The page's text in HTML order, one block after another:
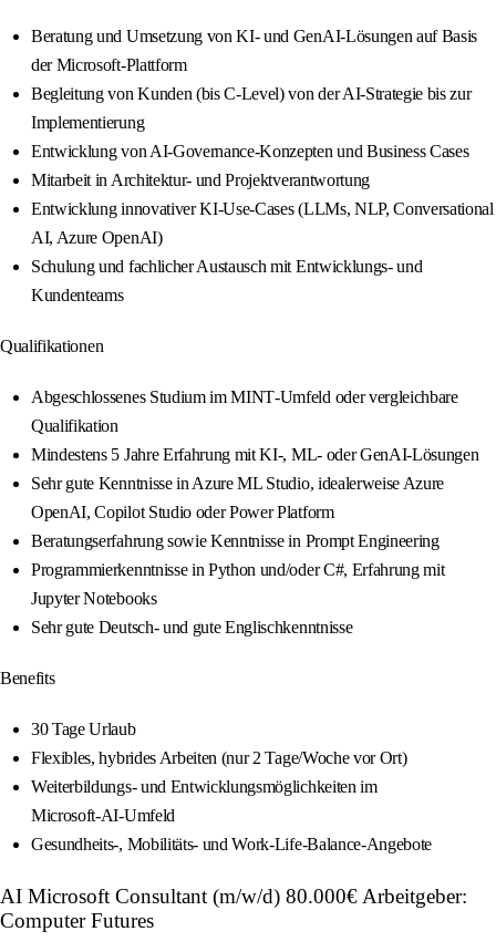
Beratung und Umsetzung von KI‑ und GenAI‑Lösungen auf Basis
der Microsoft‑Plattform
Begleitung von Kunden (bis C‑Level) von der AI‑Strategie bis zur
Implementierung
Entwicklung von AI‑Governance‑Konzepten und Business Cases
Mitarbeit in Architektur‑ und Projektverantwortung
Entwicklung innovativer KI‑Use‑Cases (LLMs, NLP, Conversational
AI, Azure OpenAI)
Schulung und fachlicher Austausch mit Entwicklungs‑ und
Kundenteams
Qualifikationen
Abgeschlossenes Studium im MINT‑Umfeld oder vergleichbare
Qualifikation
Mindestens 5 Jahre Erfahrung mit KI‑, ML‑ oder GenAI‑Lösungen
Sehr gute Kenntnisse in Azure ML Studio, idealerweise Azure
OpenAI, Copilot Studio oder Power Platform
Beratungserfahrung sowie Kenntnisse in Prompt Engineering
Programmierkenntnisse in Python und/oder C#, Erfahrung mit
Jupyter Notebooks
Sehr gute Deutsch‑ und gute Englischkenntnisse
Benefits
30 Tage Urlaub
Flexibles, hybrides Arbeiten (nur 2 Tage/Woche vor Ort)
Weiterbildungs‑ und Entwicklungsmöglichkeiten im
Microsoft‑AI‑Umfeld
Gesundheits‑, Mobilitäts‑ und Work‑Life‑Balance‑Angebote
AI Microsoft Consultant (m/w/d) 80.000€ Arbeitgeber:
Computer Futures